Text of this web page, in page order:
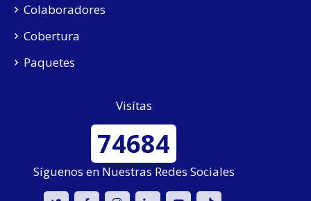
Colaboradores
Cobertura
Paquetes
Visítas
74684
Síguenos en Nuestras Redes Sociales